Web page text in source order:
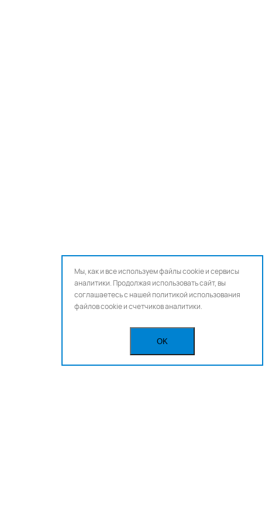
Мы, как и все используем файлы cookie и сервисы
аналитики. Продолжая использовать сайт, вы
соглашаетесь с нашейполитикой использования
файлов cookie и счетчиков аналитики.
OK